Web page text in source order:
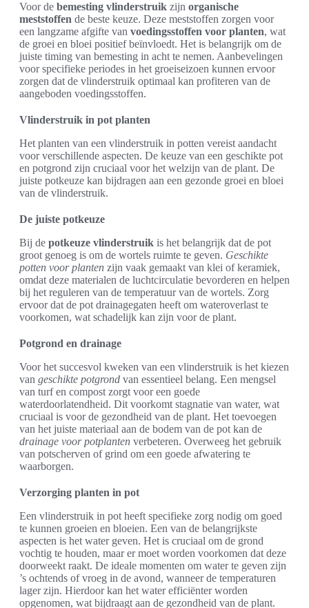
Voor de bemesting vlinderstruik zijn organische
meststoffen de beste keuze. Deze meststoffen zorgen voor
een langzame afgifte van voedingsstoffen voor planten, wat
de groei en bloei positief beïnvloedt. Het is belangrijk om de
juiste timing van bemesting in acht te nemen. Aanbevelingen
voor specifieke periodes in het groeiseizoen kunnen ervoor
zorgen dat de vlinderstruik optimaal kan profiteren van de
aangeboden voedingsstoffen.
Vlinderstruik in pot planten
Het planten van een vlinderstruik in potten vereist aandacht
voor verschillende aspecten. De keuze van een geschikte pot
en potgrond zijn cruciaal voor het welzijn van de plant. De
juiste potkeuze kan bijdragen aan een gezonde groei en bloei
van de vlinderstruik.
De juiste potkeuze
Bij de potkeuze vlinderstruik is het belangrijk dat de pot
groot genoeg is om de wortels ruimte te geven. Geschikte
potten voor planten zijn vaak gemaakt van klei of keramiek,
omdat deze materialen de luchtcirculatie bevorderen en helpen
bij het reguleren van de temperatuur van de wortels. Zorg
ervoor dat de pot drainagegaten heeft om wateroverlast te
voorkomen, wat schadelijk kan zijn voor de plant.
Potgrond en drainage
Voor het succesvol kweken van een vlinderstruik is het kiezen
van geschikte potgrond van essentieel belang. Een mengsel
van turf en compost zorgt voor een goede
waterdoorlatendheid. Dit voorkomt stagnatie van water, wat
cruciaal is voor de gezondheid van de plant. Het toevoegen
van het juiste materiaal aan de bodem van de pot kan de
drainage voor potplanten verbeteren. Overweeg het gebruik
van potscherven of grind om een goede afwatering te
waarborgen.
Verzorging planten in pot
Een vlinderstruik in pot heeft specifieke zorg nodig om goed
te kunnen groeien en bloeien. Een van de belangrijkste
aspecten is het water geven. Het is cruciaal om de grond
vochtig te houden, maar er moet worden voorkomen dat deze
doorweekt raakt. De ideale momenten om water te geven zijn
’s ochtends of vroeg in de avond, wanneer de temperaturen
lager zijn. Hierdoor kan het water efficiënter worden
opgenomen, wat bijdraagt aan de gezondheid van de plant.